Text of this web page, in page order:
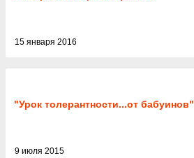
15 января 2016
"Урок толерантности...от бабуинов"
9 июля 2015